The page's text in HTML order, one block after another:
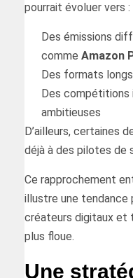
pourrait évoluer vers :
Des émissions
comme Amazon
Des formats
Des compétitions
ambitieuses
D’ailleurs, certaines
déjà à des pilotes de
Ce rapprochement
illustre une tendance
créateurs digitaux et
plus floue.
Une